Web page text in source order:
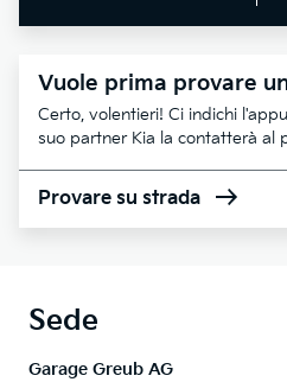
Vuole prima provare
Certo, volentieri! Ci indichi
suo partner Kia la contatterà al
Provare su strada
Sede
Garage Greub AG